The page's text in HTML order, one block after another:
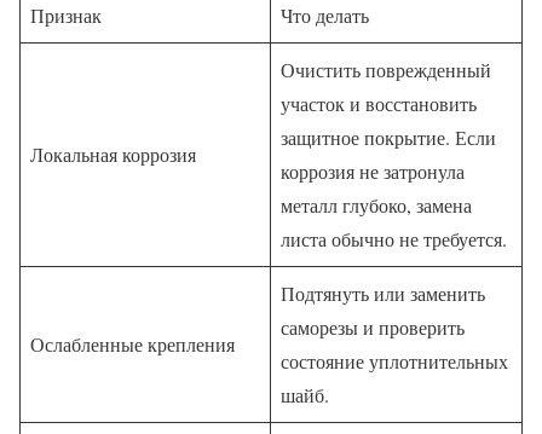
Признак Что делать
Локальная коррозия
Очистить поврежденный
участок и восстановить
защитное покрытие. Если
коррозия не затронула
металл глубоко, замена
листа обычно не требуется.
Ослабленные крепления
Подтянуть или заменить
саморезы и проверить
состояние уплотнительных
шайб.